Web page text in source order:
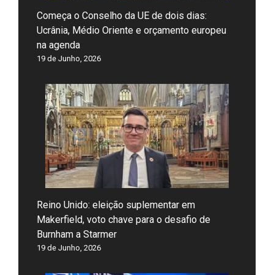
Começa o Conselho da UE de dois dias:
Ucrânia, Médio Oriente e orçamento europeu
na agenda
19 de Junho, 2026
Reino Unido: eleição suplementar em
Makerfield, voto chave para o desafio de
Burnham a Starmer
19 de Junho, 2026